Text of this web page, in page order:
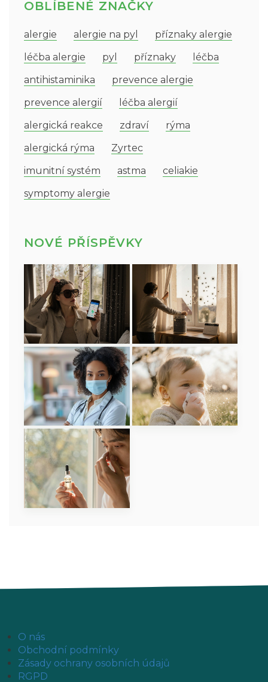
OBLÍBENÉ ZNAČKY
alergie alergie na pyl
příznaky alergie
léčba alergie
pyl příznaky
léčba
antihistaminika
prevence alergie
prevence alergií
léčba alergií
alergická reakce
zdraví
rýma
alergická rýma
Zyrtec
imunitní systém
astma
celiakie
symptomy alergie
NOVÉ PŘÍSPĚVKY
O nás
Obchodní podmínky
Zásady ochrany osobních údajů
RGPD